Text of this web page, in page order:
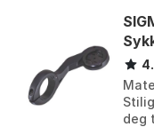
håndterer lange
terreng med
for ANT+/BLE-
hastighet og
kvaliteten på
styrker i krevende
–
deg